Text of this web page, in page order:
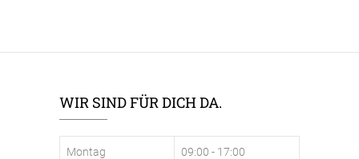
WIR SIND FÜR DICH DA.
Montag 09:00 - 17:00